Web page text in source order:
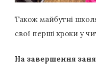
Також майбутні
свої перші кроки у
На завершення